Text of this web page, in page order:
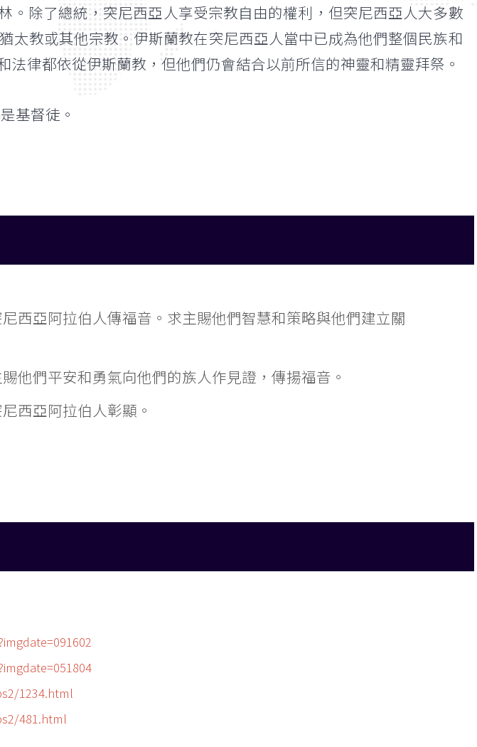
。除了總統，突尼西亞人享受宗教自由的權利，但突尼西亞人大多數
太教或其他宗教。伊斯蘭教在突尼西亞人當中已成為他們整個民族和
法律都依從伊斯蘭教，但他們仍會結合以前所信的神靈和精靈拜祭。
基督徒。
西亞阿拉伯人傳福音。求主賜他們智慧和策略與他們建立關
他們平安和勇氣向他們的族人作見證，傳揚福音。
西亞阿拉伯人彰顯。
1234.html
481.html